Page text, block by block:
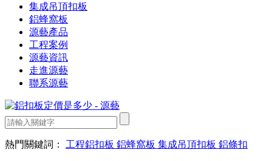
集成吊頂扣板
鋁蜂窩板
源藝產品
工程案例
源藝資訊
走進源藝
聯系源藝
熱門關鍵詞： 工程鋁扣板 鋁蜂窩板 集成吊頂扣板 鋁條扣